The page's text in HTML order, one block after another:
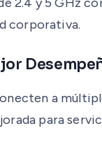
corporativa.
a
para